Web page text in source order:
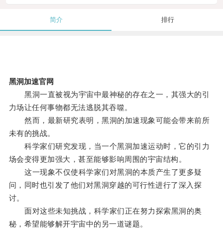
简介 排行
黑洞加速官网
黑洞一直被视为宇宙中最神秘的存在之一，其强大的引
力场让任何事物都无法逃脱其吞噬。
然而，最新研究表明，黑洞的加速现象可能会带来前所
未有的挑战。
科学家们研究发现，当一个黑洞加速运动时，它的引力
场会变得更加强大，甚至能够影响周围的宇宙结构。
这一现象不仅使科学家们对黑洞的本质产生了更多疑
问，同时也引发了他们对黑洞穿越的可行性进行了深入探
讨。
面对这些未知挑战，科学家们正在努力探索黑洞的奥
秘，希望能够解开宇宙中的另一道谜题。